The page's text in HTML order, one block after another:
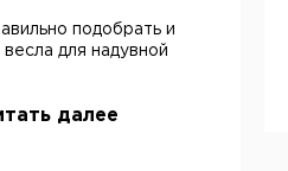
подобрать и
весла для надувной
далее